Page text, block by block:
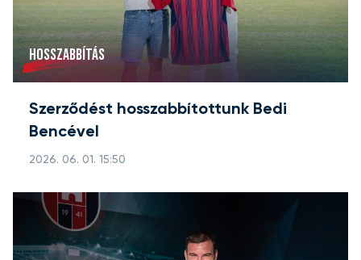
HOSSZABBÍTÁS
Szerződést hosszabbítottunk Bedi
Bencével
2026. 06. 01. 15:50